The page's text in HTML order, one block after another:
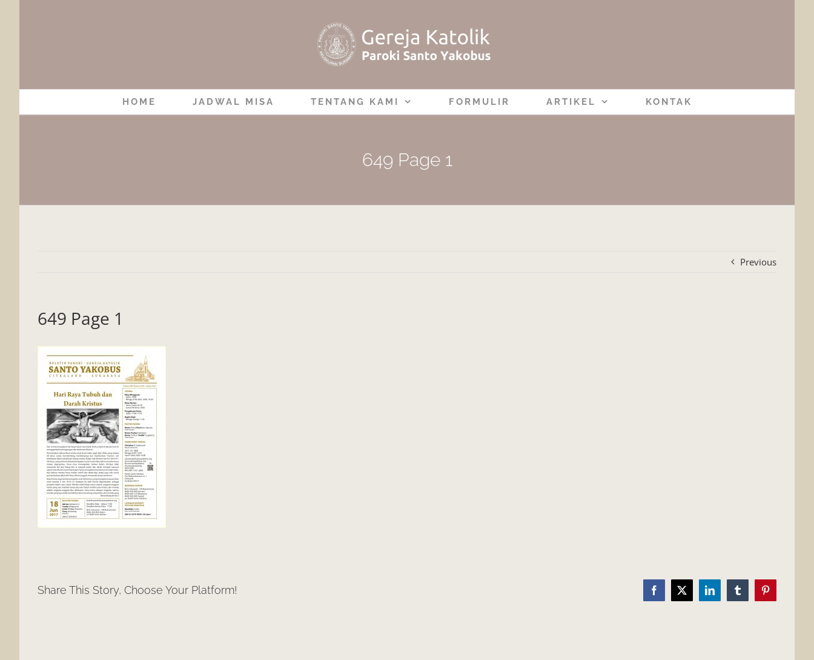
HOME JADWAL MISA TENTANG KAMI FORMULIR ARTIKEL KONTAK
649 Page 1
Previous
649 Page 1
Share This Story, Choose Your Platform! Facebook
X LinkedInTumblrPinterest